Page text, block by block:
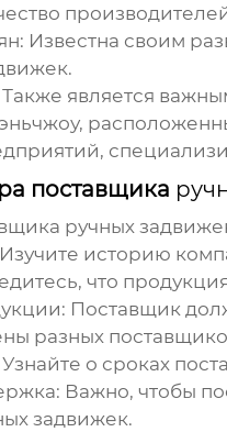
Известна своим
.
Также является
поставщика
ручных
Изучите историю
что
Поставщик
разных
Узнайте о сроках
Важно, чтобы
задвижек.